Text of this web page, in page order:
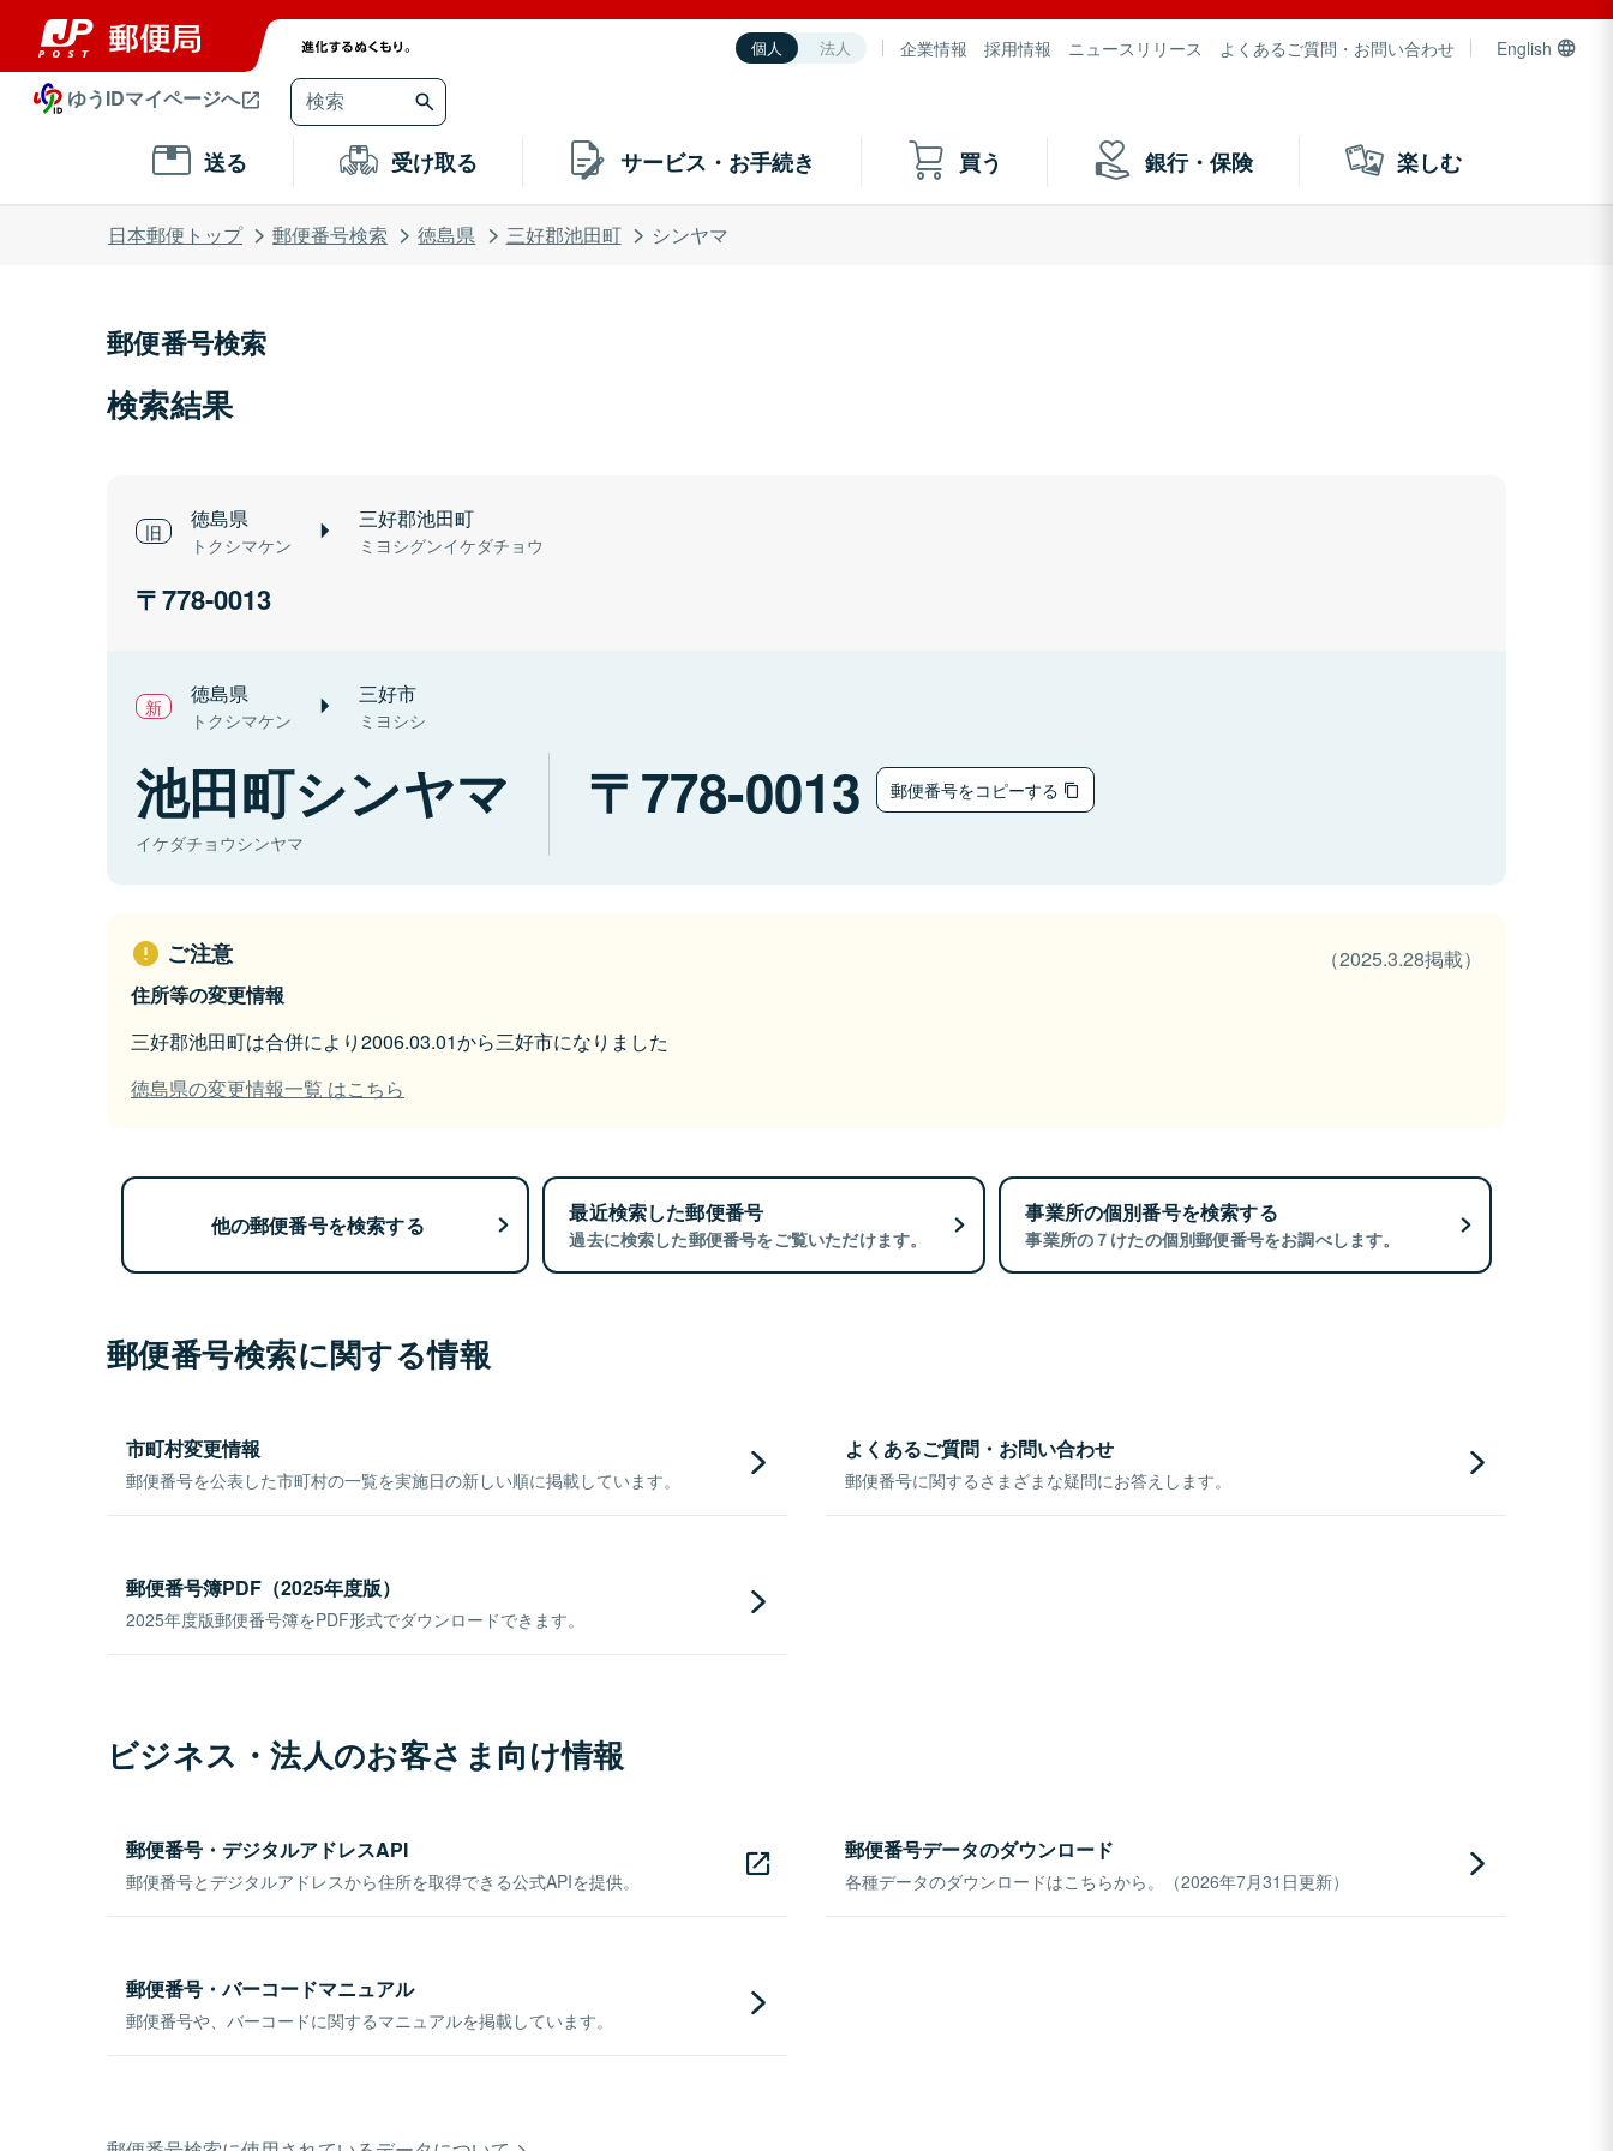
個人 法人 企業情報 採用情報 ニュースリリース よくあるご質問・お問い合わせ English
ゆうIDマイページへ
送る 受け取る サービス・お手続き 買う 銀行・保険 楽しむ
日本郵便トップ 郵便番号検索 徳島県 三好郡池田町 シンヤマ
郵便番号検索
検索結果
徳島県
トクシマケン
三好郡池田町
ミヨシグンイケダチョウ
778-0013
徳島県
トクシマケン
三好市
ミヨシシ
池田町シンヤマ
イケダチョウシンヤマ
778-0013 郵便番号をコピーする
ご注意
（2025.3.28掲載）
住所等の変更情報
三好郡池田町は合併により2006.03.01から三好市になりました
徳島県の変更情報一覧 はこちら
他の郵便番号を検索する 最近検索した郵便番号
過去に検索した郵便番号をご覧いただけます。
事業所の個別番号を検索する
事業所の７けたの個別郵便番号をお調べします。
郵便番号検索に関する情報
市町村変更情報
郵便番号を公表した市町村の一覧を実施日の新しい順に掲載しています。
よくあるご質問・お問い合わせ
郵便番号に関するさまざまな疑問にお答えします。
郵便番号簿PDF（2025年度版）
2025年度版郵便番号簿をPDF形式でダウンロードできます。
ビジネス・法人のお客さま向け情報
郵便番号・デジタルアドレスAPI
郵便番号とデジタルアドレスから住所を取得できる公式APIを提供。
郵便番号データのダウンロード
各種データのダウンロードはこちらから。（2026年7月31日更新）
郵便番号・バーコードマニュアル
郵便番号や、バーコードに関するマニュアルを掲載しています。